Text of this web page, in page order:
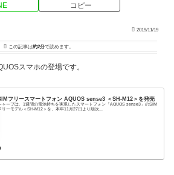
コピー
2019/11/19
この記事は約2分で読めます。
スマホの登場です。
フリースマートフォン AQUOS sense3 ＜SH-M12＞を発売
ャープは、1週間の電池持ちを実現したスマートフォン「AQUOS sense3」のSIM
リーモデル＜SH-M12＞を、本年11月27日より順次...